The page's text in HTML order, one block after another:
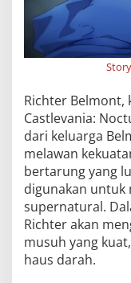
Richter Belmont,
Castlevania:
dari keluarga
melawan
bertarung yang
digunakan untuk
supernatural.
Richter akan
musuh yang
haus darah.